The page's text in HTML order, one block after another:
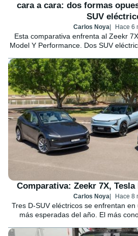
cara a cara: dos formas
SUV
Carlos Noya Hace 6
Esta comparativa enfrenta al Zeekr
Model Y Performance. Dos SUV
Comparativa: Zeekr 7X,
Carlos Noya Hace 8
Tres D-SUV eléctricos se enfrentan
más esperadas del año. El más